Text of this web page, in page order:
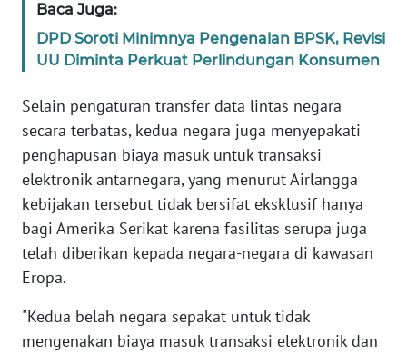
Baca Juga:
DPD Soroti Minimnya Pengenalan BPSK, Revisi
UU Diminta Perkuat Perlindungan Konsumen
Selain pengaturan transfer data lintas negara
secara terbatas, kedua negara juga menyepakati
penghapusan biaya masuk untuk transaksi
elektronik antarnegara, yang menurut Airlangga
kebijakan tersebut tidak bersifat eksklusif hanya
bagi Amerika Serikat karena fasilitas serupa juga
telah diberikan kepada negara-negara di kawasan
Eropa.
"Kedua belah negara sepakat untuk tidak
mengenakan biaya masuk transaksi elektronik dan
NTT
WN
WN
PAPUA
BARAT
WN
WN